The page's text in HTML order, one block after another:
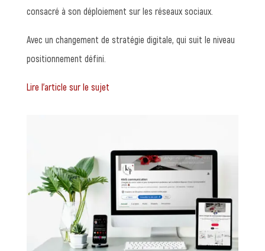
consacré à son déploiement sur les réseaux sociaux.
Avec un changement de stratégie digitale, qui suit le niveau
positionnement défini.
Lire l’article sur le sujet